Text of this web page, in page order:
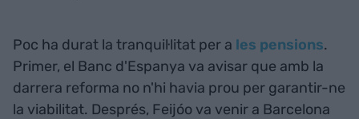
Poc ha durat la tranquil·litat per a les pensions.
Primer, el Banc d'Espanya va avisar que amb la
darrera reforma no n'hi havia prou per garantir-ne
la viabilitat. Després, Feijóo va venir a Barcelona